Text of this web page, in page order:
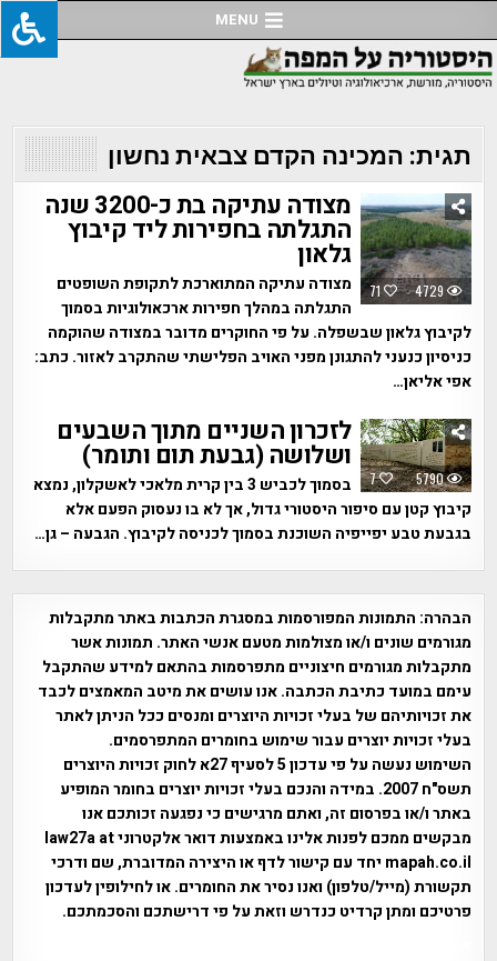
to
content
MENU
תגית: המכינה הקדם צבאית נחשון
71 4729
מצודה עתיקה בת כ-3200 שנה
התגלתה בחפירות ליד קיבוץ
גלאון
מצודה עתיקה המתוארכת לתקופת השופטים
התגלתה במהלך חפירות ארכאולוגיות בסמוך
לקיבוץ גלאון שבשפלה. על פי החוקרים מדובר במצודה שהוקמה
כניסיון כנעני להתגונן מפני האויב הפלישתי שהתקרב לאזור. כתב:
אפי אליאן…
7 5790
לזכרון השניים מתוך השבעים
ושלושה (גבעת תום ותומר)
בסמוך לכביש 3 בין קרית מלאכי לאשקלון, נמצא
קיבוץ קטן עם סיפור היסטורי גדול, אך לא בו נעסוק הפעם אלא
בגבעת טבע יפייפיה השוכנת בסמוך לכניסה לקיבוץ. הגבעה – גן…
הבהרה: התמונות המפורסמות במסגרת הכתבות באתר מתקבלות
מגורמים שונים ו/או מצולמות מטעם אנשי האתר. תמונות אשר
מתקבלות מגורמים חיצוניים מתפרסמות בהתאם למידע שהתקבל
עימם במועד כתיבת הכתבה. אנו עושים את מיטב המאמצים לכבד
את זכויותיהם של בעלי זכויות היוצרים ומנסים ככל הניתן לאתר
בעלי זכויות יוצרים עבור שימוש בחומרים המתפרסמים.
השימוש נעשה על פי עדכון 5 לסעיף 27א לחוק זכויות היוצרים
תשס"ח 2007. במידה והנכם בעלי זכויות יוצרים בחומר המופיע
באתר ו/או בפרסום זה, ואתם מרגישים כי נפגעה זכותכם אנו
מבקשים ממכם לפנות אלינו באמצעות דואר אלקטרוני law27a at
mapah.co.il יחד עם קישור לדף או היצירה המדוברת, שם ודרכי
תקשורת (מייל/טלפון) ואנו נסיר את החומרים. או לחילופין לעדכון
פרטיכם ומתן קרדיט כנדרש וזאת על פי דרישתכם והסכמתכם.